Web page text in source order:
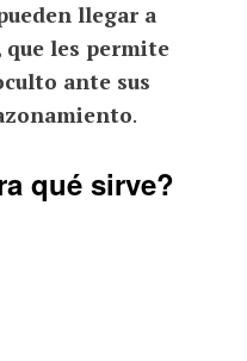
llegar a
que les permite
ante sus
.
qué sirve?